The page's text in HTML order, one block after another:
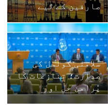
صارفین کے لیے
اچھی خبر
سلامتی کونسل کی
صدارت؛ تنازعات کا
پُرامن حل اور
علاقائی شراکت